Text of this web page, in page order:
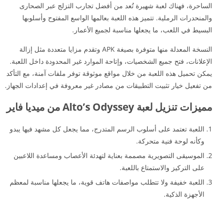
الساحرة، فهناك لعبة شهيرة تُعد من أفضل تجارب التزلج عبر الصحارى
والمنحدرات الرملية. تتميز هذه اللعبة بعالمها الواسع المفتوح وأسلوبها
البسيط في اللعب، ما يجعلها مناسبة لجميع الأعمار.
النسخة المعدلة منها متوفرة بصيغة APK وتقدم مزايا متعددة مثل إزالة
الإعلانات، فتح جميع الشخصيات، وإتاحة الموارد غير المحدودة داخل اللعبة.
يمكن تحميل هذه اللعبة من خلال مواقع موثوقة توفر ملفات آمنة، مع التأكد
من تفعيل خيار تثبيت التطبيقات من مصادر غير معروفة في إعدادات الجهاز.
مميزات تنزيل لعبة Alto’s Odyssey من ميديا فاير
اللعبة تعتمد على أسلوب الرسم المتدرج، مما يجعل كل مشهد فيها يبدو
وكأنه لوحة فنية متحركة.
الموسيقى التصويرية مصممة بعناية لتهدئة الأعصاب ومساعدة اللاعبين
على التركيز والاستمتاع باللعبة.
اللعبة خفيفة ولا تتطلب مواصفات هاتف قوية، ما يجعلها مناسبة لمعظم
الأجهزة الذكية.